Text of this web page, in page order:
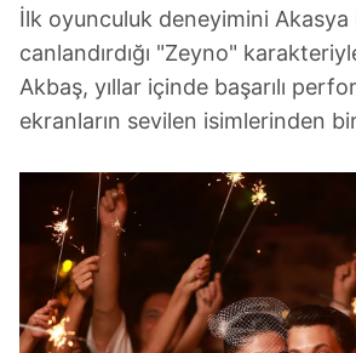
İlk oyunculuk deneyimini Akasya
canlandırdığı "Zeyno"
Akbaş, yıllar içinde başarılı
ekranların sevilen isimlerinden